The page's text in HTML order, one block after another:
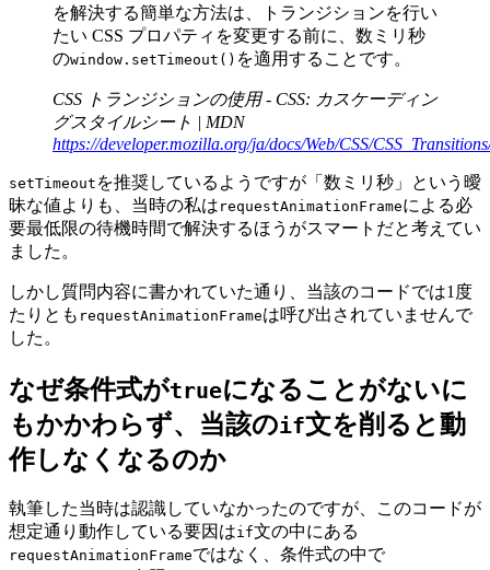
を解決する簡単な方法は、トランジションを行い
たい CSS プロパティを変更する前に、数ミリ秒
のwindow.setTimeout() を適用することです。
CSS トランジションの使用 - CSS: カスケーディン
グスタイルシート | MDN
https://developer.mozilla.org/ja/docs/Web/CSS/
setTimeout を推奨しているようですが「数ミリ秒」という曖
昧な値よりも、当時の私は requestAnimationFrameによる必
要最低限の待機時間で解決するほうがスマートだと考えてい
ました。
しかし質問内容に書かれていた通り、当該のコードでは1度
たりとも requestAnimationFrameは呼び出されていませんで
した。
なぜ条件式がtrueになることがないに
もかかわらず、当該のif文を削ると動
作しなくなるのか
執筆した当時は認識していなかったのですが、このコードが
想定通り動作している要因はif文の中にある
requestAnimationFrameではなく、条件式の中で